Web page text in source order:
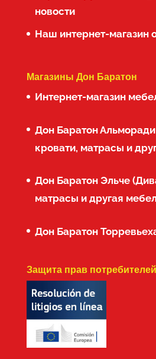
новости
Наш интернет-магазин
Магазины Дон Баратон
Интернет-магазин
Дон Баратон
кровати, матрасы и
Дон Баратон Эльче
матрасы и другая
Дон Баратон
Защита прав потребителей